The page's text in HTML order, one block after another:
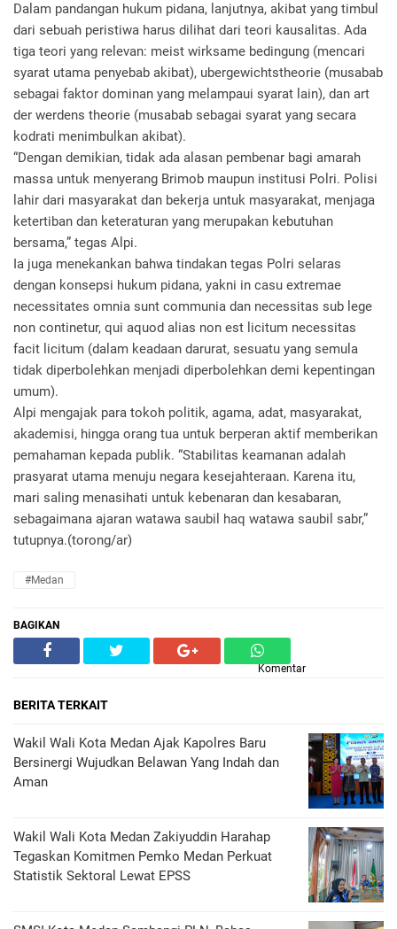
Dalam pandangan hukum pidana, lanjutnya, akibat yang timbul
dari sebuah peristiwa harus dilihat dari teori kausalitas. Ada
tiga teori yang relevan: meist wirksame bedingung (mencari
syarat utama penyebab akibat), ubergewichtstheorie (musabab
sebagai faktor dominan yang melampaui syarat lain), dan art
der werdens theorie (musabab sebagai syarat yang secara
kodrati menimbulkan akibat).
“Dengan demikian, tidak ada alasan pembenar bagi amarah
massa untuk menyerang Brimob maupun institusi Polri. Polisi
lahir dari masyarakat dan bekerja untuk masyarakat, menjaga
ketertiban dan keteraturan yang merupakan kebutuhan
bersama,” tegas Alpi.
Ia juga menekankan bahwa tindakan tegas Polri selaras
dengan konsepsi hukum pidana, yakni in casu extremae
necessitates omnia sunt communia dan necessitas sub lege
non continetur, qui aquod alias non est licitum necessitas
facit licitum (dalam keadaan darurat, sesuatu yang semula
tidak diperbolehkan menjadi diperbolehkan demi kepentingan
umum).
Alpi mengajak para tokoh politik, agama, adat, masyarakat,
akademisi, hingga orang tua untuk berperan aktif memberikan
pemahaman kepada publik. “Stabilitas keamanan adalah
prasyarat utama menuju negara kesejahteraan. Karena itu,
mari saling menasihati untuk kebenaran dan kesabaran,
sebagaimana ajaran watawa saubil haq watawa saubil sabr,”
tutupnya.(torong/ar)
#Medan
BAGIKAN
Komentar
BERITA TERKAIT
Wakil Wali Kota Medan Ajak Kapolres Baru
Bersinergi Wujudkan Belawan Yang Indah dan
Aman
Wakil Wali Kota Medan Zakiyuddin Harahap
Tegaskan Komitmen Pemko Medan Perkuat
Statistik Sektoral Lewat EPSS